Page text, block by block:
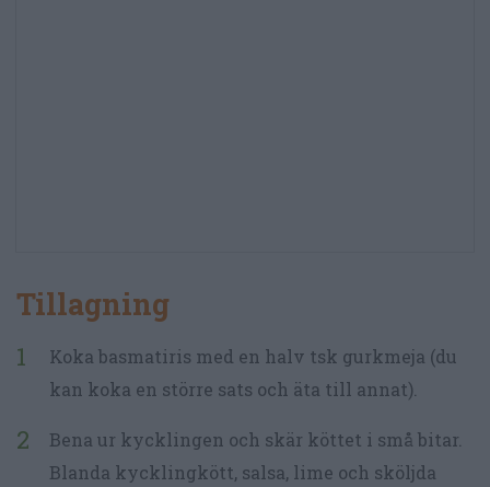
Tillagning
Koka basmatiris med en halv tsk gurkmeja (du
kan koka en större sats och äta till annat).
Bena ur kycklingen och skär köttet i små bitar.
Blanda kycklingkött, salsa, lime och sköljda